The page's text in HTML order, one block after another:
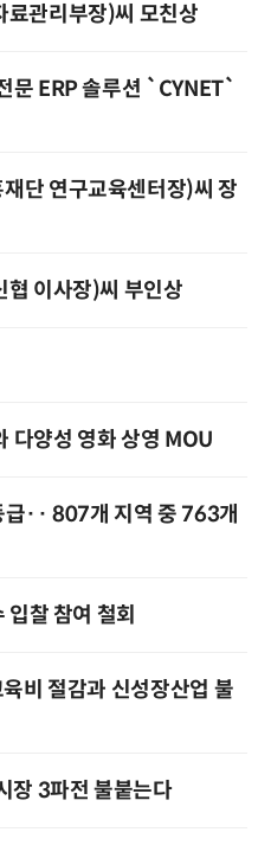
료관리부장)씨 모친상
문 ERP 솔루션 `CYNET`
단 연구교육센터장)씨 장
협 이사장)씨 부인상
다양성 영화 상영 MOU
·· 807개 지역 중 763개
찰 참여 철회
비 절감과 신성장산업 불
3파전 불붙는다